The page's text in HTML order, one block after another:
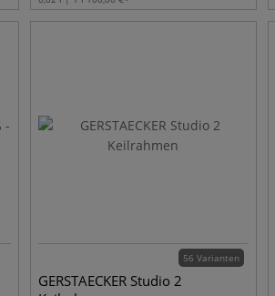
56 Varianten
GERSTAECKER Studio 2